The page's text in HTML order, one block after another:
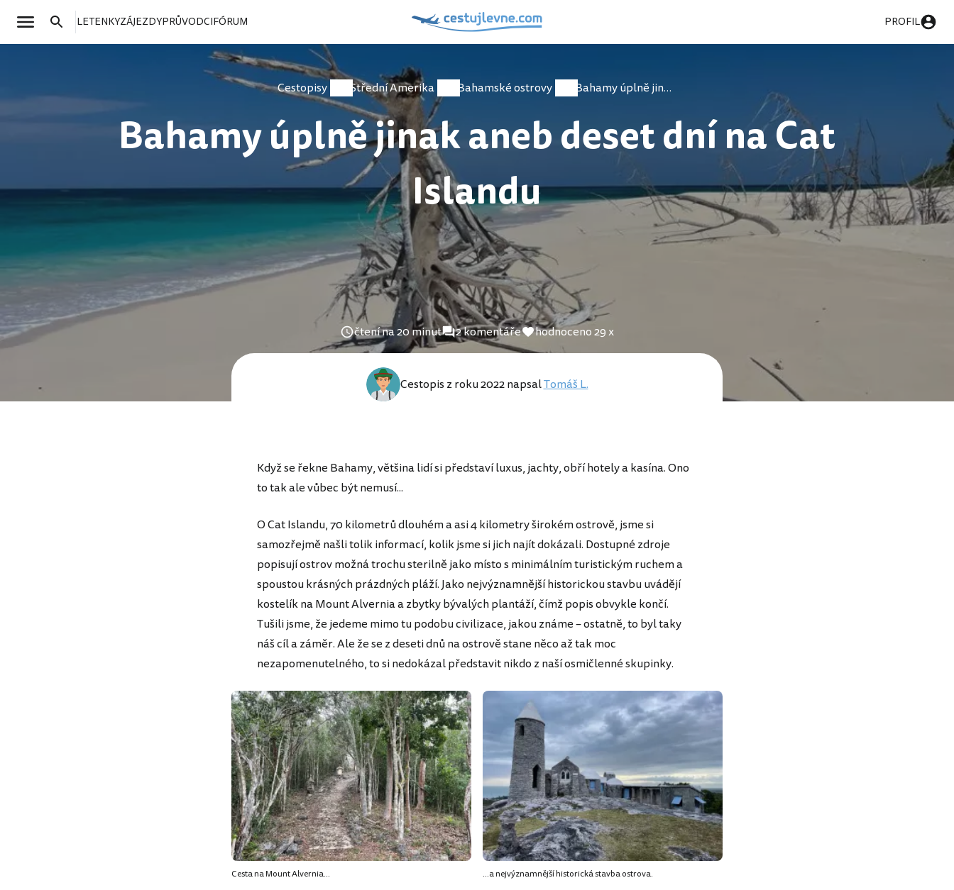
LETENKYZÁJEZDYPRŮVODCIFÓRUM PROFIL
Cestopisy Střední Amerika Bahamské ostrovy Bahamy úplně jinak aneb deset dní na Cat Islandu
Bahamy úplně jinak aneb deset dní na Cat
Islandu
čtení na 20 minut 2 komentáře hodnoceno 29 x
Cestopis z roku 2022 napsalTomáš L.
Když se řekne Bahamy, většina lidí si představí luxus, jachty, obří hotely a kasína. Ono
to tak ale vůbec být nemusí...
O Cat Islandu, 70 kilometrů dlouhém a asi 4 kilometry širokém ostrově, jsme si
samozřejmě našli tolik informací, kolik jsme si jich najít dokázali. Dostupné zdroje
popisují ostrov možná trochu sterilně jako místo s minimálním turistickým ruchem a
spoustou krásných prázdných pláží. Jako nejvýznamnější historickou stavbu uvádějí
kostelík na Mount Alvernia a zbytky bývalých plantáží, čímž popis obvykle končí.
Tušili jsme, že jedeme mimo tu podobu civilizace, jakou známe – ostatně, to byl taky
náš cíl a záměr. Ale že se z deseti dnů na ostrově stane něco až tak moc
nezapomenutelného, to si nedokázal představit nikdo z naší osmičlenné skupinky.
Cesta na Mount Alvernia... ...a nejvýznamnější historická stavba ostrova.